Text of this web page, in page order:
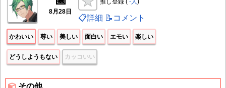
8月28日
📋詳細 📝コメント
かわいい 尊い 美しい 面白い エモい 楽しい
どうしようもない カッコいい
その他